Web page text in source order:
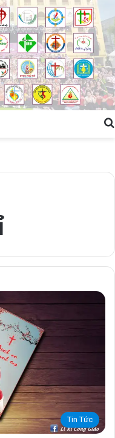
Tin Tức